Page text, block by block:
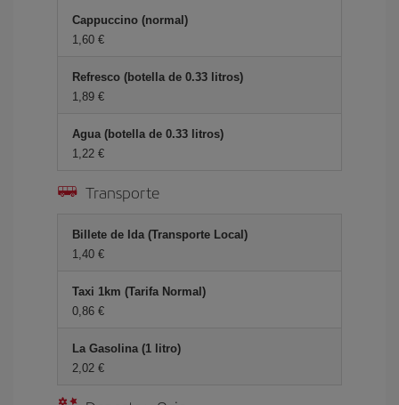
Cappuccino (normal)
1,60 €
Refresco (botella de 0.33 litros)
1,89 €
Agua (botella de 0.33 litros)
1,22 €
Transporte
Billete de Ida (Transporte Local)
1,40 €
Taxi 1km (Tarifa Normal)
0,86 €
La Gasolina (1 litro)
2,02 €